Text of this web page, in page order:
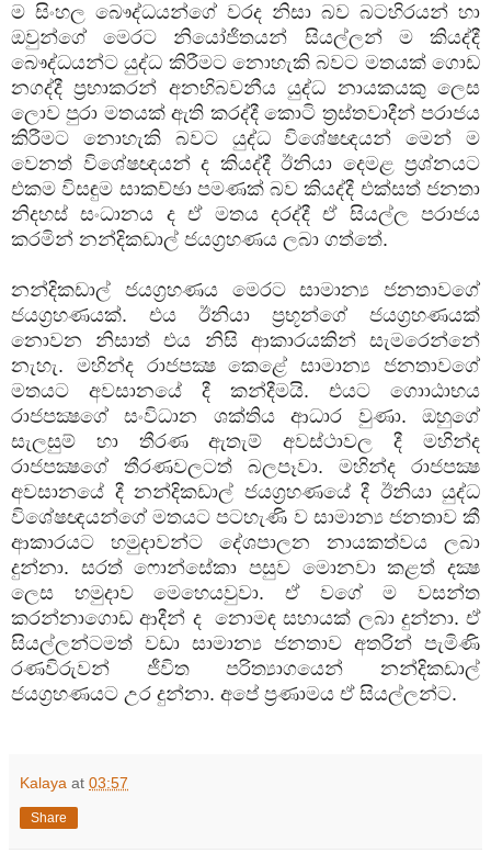
ම සිංහල බෞද්ධයන්ගේ වරද නිසා බව බටහිරයන් හා
ඔවුන්ගේ මෙරට නියෝජිතයන් සියල්ලන් ම කියද්දී
බෞද්ධයන්ට යුද්ධ කිරීමට නොහැකි බවට මතයක් ගොඩ
නගද්දී ප්‍රභාකරන් අනභිබවනීය යුද්ධ නායකයකු ලෙස
ලොව පුරා මතයක් ඇති කරද්දී කොටි ත්‍රස්තවාදීන් පරාජය
කිරීමට නොහැකි බවට යුද්ධ විශේෂඥයන් මෙන් ම
වෙනත් විශේෂඥයන් ද කියද්දී ඊනියා දෙමළ ප්‍රශ්නයට
එකම විසඳුම සාකච්ඡා පමණක් බව කියද්දී එක්සත් ජනතා
නිදහස් සංධානය ද ඒ මතය දරද්දී ඒ සියල්ල පරාජය
කරමින් නන්දිකඩාල් ජයග්‍රහණය ලබා ගත්තේ.
නන්දිකඩාල් ජයග්‍රහණය මෙරට සාමාන්‍ය ජනතාවගේ
ජයග්‍රහණයක්. එය ඊනියා ප්‍රභූන්ගේ ජයග්‍රහණයක්
නොවන නිසාත් එය නිසි ආකාරයකින් සැමරෙන්නේ
නැහැ. මහින්ද රාජපක්‍ෂ කෙළේ සාමාන්‍ය ජනතාවගේ
මතයට අවසානයේ දී කන්දීමයි. එයට ගොාඨාභය
රාජපක්‍ෂගේ සංවිධාන ශක්තිය ආධාර වුණා. ඔහුගේ
සැලසුම් හා තීරණ ඇතැම් අවස්ථාවල දී මහින්ද
රාජපක්‍ෂගේ තීරණවලටත් බලපෑවා. මහින්ද රාජපක්‍ෂ
අවසානයේ දී නන්දිකඩාල් ජයග්‍රහණයේ දී ඊනියා යුද්ධ
විශේෂඥයන්ගේ මතයට පටහැණි ව සාමාන්‍ය ජනතාව කී
ආකාරයට හමුදාවන්ට දේශපාලන නායකත්වය ලබා
දුන්නා. සරත් ෆොන්සේකා පසුව මොනවා කළත් දක්‍ෂ
ලෙස හමුදාව මෙහෙයවුවා. ඒ වගේ ම වසන්ත
කරන්නාගොඩ ආදීන් ද නොමඳ සහායක් ලබා දුන්නා. ඒ
සියල්ලන්ටමත් වඩා සාමාන්‍ය ජනතාව අතරින් පැමිණි
රණවිරුවන් ජීවිත පරිත්‍යාගයෙන් නන්දිකඩාල්
ජයග්‍රහණයට උර දුන්නා. අපේ ප්‍රණාමය ඒ සියල්ලන්ට.
Kalaya at 03:57
Share